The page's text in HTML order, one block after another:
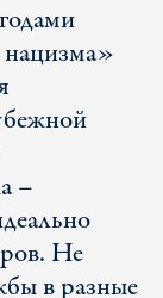
нацизма»
–
Не
в разные